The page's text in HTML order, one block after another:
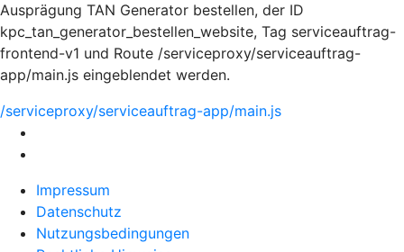
Ausprägung TAN Generator bestellen, der ID
kpc_tan_generator_bestellen_website, Tag serviceauftrag-
frontend-v1 und Route /serviceproxy/serviceauftrag-
app/main.js eingeblendet werden.
/serviceproxy/serviceauftrag-app/main.js
Impressum
Datenschutz
Nutzungsbedingungen